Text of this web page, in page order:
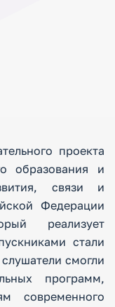
проекта
образования и
связи и
Федерации
реализует
стали
смогли
программ,
современного